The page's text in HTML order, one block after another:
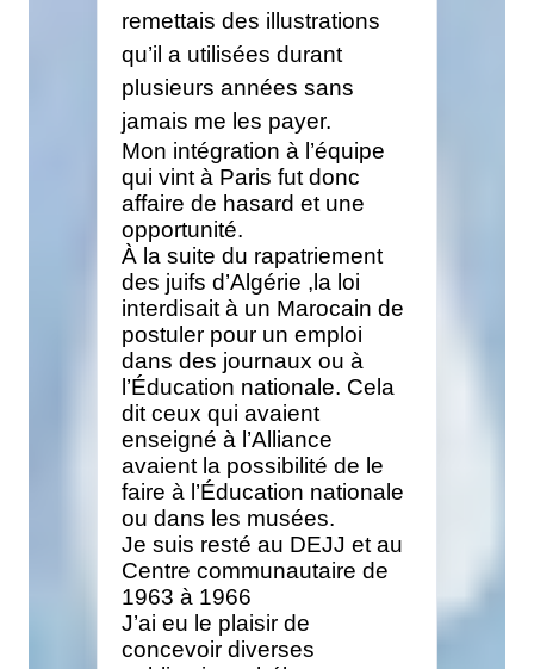
remettais des illustrations
qu’il a utilisées durant
plusieurs années sans
jamais me les payer.
Mon intégration à l’équipe
qui vint à Paris fut donc
affaire de hasard et une
opportunité.
À la suite du rapatriement
des juifs d’Algérie ,la loi
interdisait à un Marocain de
postuler pour un emploi
dans des journaux ou à
l’Éducation nationale. Cela
dit ceux qui avaient
enseigné à l’Alliance
avaient la possibilité de le
faire à l’Éducation nationale
ou dans les musées.
Je suis resté au DEJJ et au
Centre communautaire de
1963 à 1966
J’ai eu le plaisir de
concevoir diverses